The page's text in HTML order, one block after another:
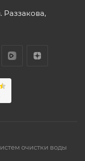
Раззакова,
очистки воды